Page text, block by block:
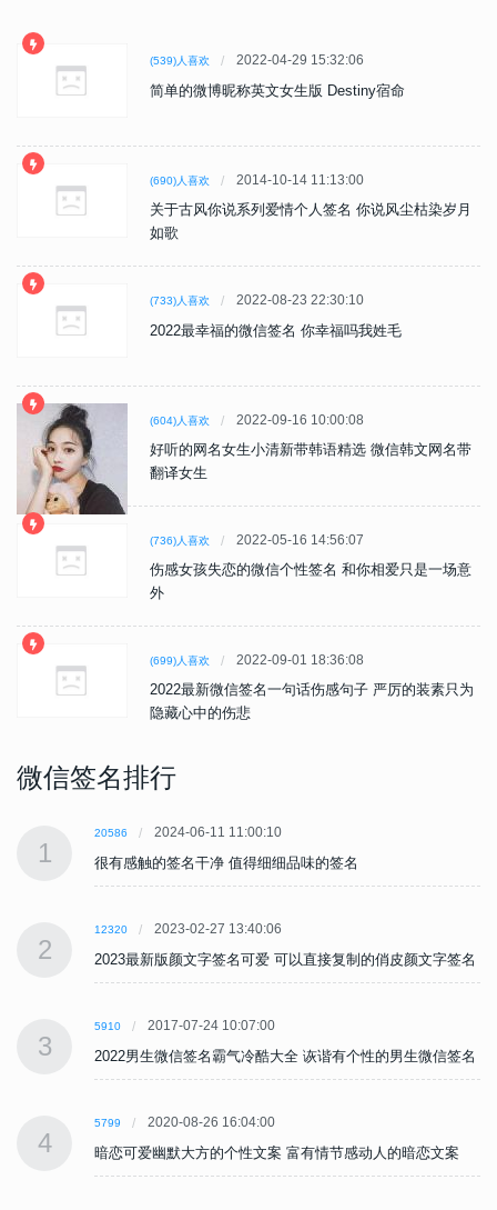
(539)人喜欢 2022-04-29 15:32:06
简单的微博昵称英文女生版 Destiny宿命
(690)人喜欢 2014-10-14 11:13:00
关于古风你说系列爱情个人签名 你说风尘枯染岁月
如歌
(733)人喜欢 2022-08-23 22:30:10
2022最幸福的微信签名 你幸福吗我姓毛
(604)人喜欢 2022-09-16 10:00:08
好听的网名女生小清新带韩语精选 微信韩文网名带
翻译女生
(736)人喜欢 2022-05-16 14:56:07
伤感女孩失恋的微信个性签名 和你相爱只是一场意
外
(699)人喜欢 2022-09-01 18:36:08
2022最新微信签名一句话伤感句子 严厉的装素只为
隐藏心中的伤悲
微信签名排行
1
20586 2024-06-11 11:00:10
很有感触的签名干净 值得细细品味的签名
2
12320 2023-02-27 13:40:06
2023最新版颜文字签名可爱 可以直接复制的俏皮颜文字签名
3
5910 2017-07-24 10:07:00
2022男生微信签名霸气冷酷大全 诙谐有个性的男生微信签名
4
5799 2020-08-26 16:04:00
暗恋可爱幽默大方的个性文案 富有情节感动人的暗恋文案